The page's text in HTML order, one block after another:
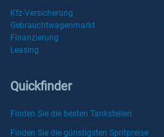
Kfz-Versicherung
Gebrauchtwagenmarkt
Finanzierung
Leasing
Quickfinder
Finden Sie die besten Tankstellen
Finden Sie die günstigsten Spritpreise